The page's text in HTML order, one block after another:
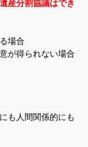
産分割協議はでき
場合
が得られない場合
も人間関係的にも